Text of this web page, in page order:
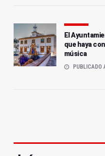
El
que haya
música
PUBLICADO